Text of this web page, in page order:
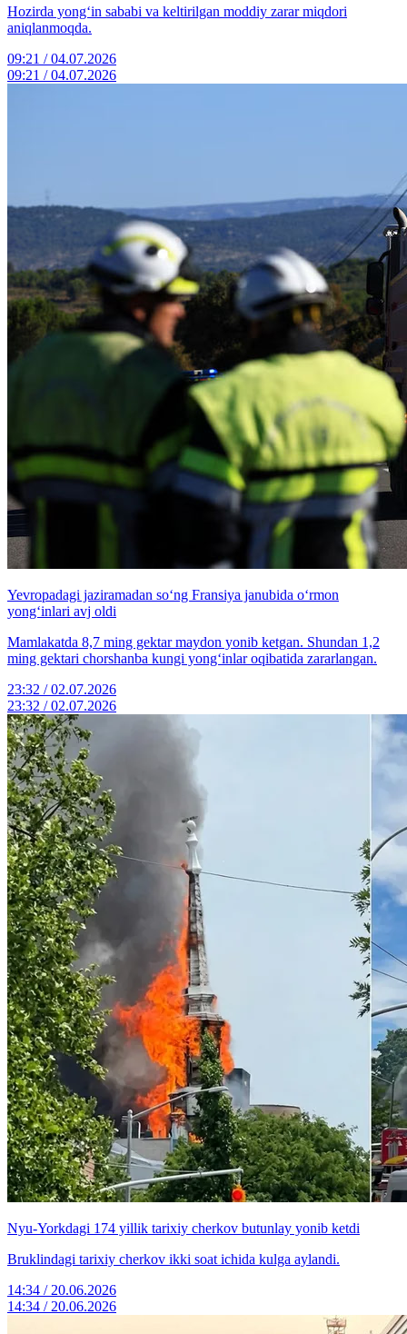
Hozirda yong‘in sababi va keltirilgan moddiy zarar miqdori
aniqlanmoqda.
09:21 / 04.07.2026
09:21 / 04.07.2026
Yevropadagi jaziramadan so‘ng Fransiya janubida o‘rmon
yong‘inlari avj oldi
Mamlakatda 8,7 ming gektar maydon yonib ketgan. Shundan 1,2
ming gektari chorshanba kungi yong‘inlar oqibatida zararlangan.
23:32 / 02.07.2026
23:32 / 02.07.2026
Nyu-Yorkdagi 174 yillik tarixiy cherkov butunlay yonib ketdi
Bruklindagi tarixiy cherkov ikki soat ichida kulga aylandi.
14:34 / 20.06.2026
14:34 / 20.06.2026